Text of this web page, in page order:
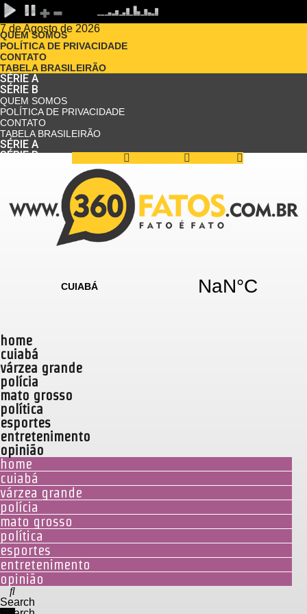
7 de Agosto de 2026
QUEM SOMOS
POLÍTICA DE PRIVACIDADE
CONTATO
TABELA BRASILEIRÃO
SÉRIE A
SÉRIE B
QUEM SOMOS
POLÍTICA DE PRIVACIDADE
CONTATO
TABELA BRASILEIRÃO
SÉRIE A
SÉRIE B
home
cuiabá
várzea grande
polícia
mato grosso
política
esportes
entretenimento
opinião
home
cuiabá
várzea grande
polícia
mato grosso
política
esportes
entretenimento
opinião
Search